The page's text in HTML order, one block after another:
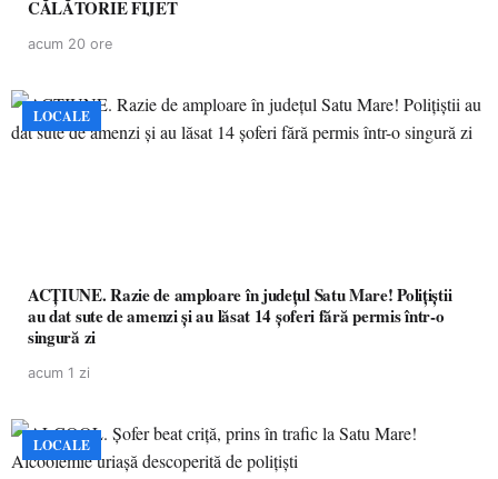
CĂLĂTORIE FIJET
acum 20 ore
LOCALE
ACȚIUNE. Razie de amploare în județul Satu Mare! Polițiștii
au dat sute de amenzi și au lăsat 14 șoferi fără permis într-o
singură zi
acum 1 zi
LOCALE